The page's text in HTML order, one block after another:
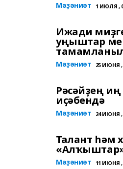
Мәҙәниәт 1 ИЮЛЯ ,
Ижади
уңыштар
Мәҙәниәт 25 ИЮНЯ ,
Рәсәйҙең
иҫәбендә
Мәҙәниәт 24 ИЮНЯ ,
Талант һәм
Мәҙәниәт 11 ИЮНЯ ,